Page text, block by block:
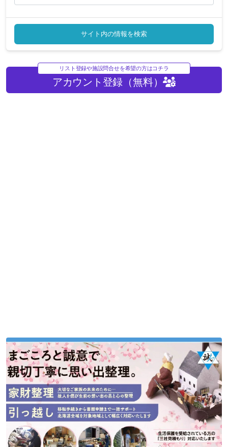
サイト内の情報を検索
リスト登録や施設問合せを希望の方はコチラ
アカウント登録（無料）